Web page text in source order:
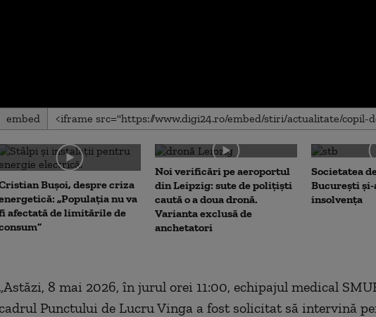
0
seconds
Volume
embed
Bușoi, despre criza
„Populația nu va
afectată de limitările de
Noi verificări pe aeroportul
din Leipzig: sute de polițiști
caută o a doua dronă.
Varianta exclusă de
anchetatori
Societatea
București
insolvența
„Astăzi, 8 mai 2026, în jurul orei 11:00, echipajul medical
Punctului de Lucru Vinga a fost solicitat să intervină